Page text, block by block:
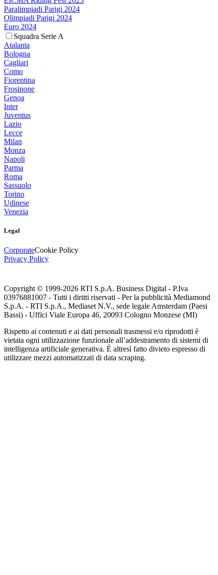
Paralimpiadi Parigi 2024
Olimpiadi Parigi 2024
Euro 2024
Squadra Serie A
Atalanta
Bologna
Cagliari
Como
Fiorentina
Frosinone
Genoa
Inter
Juventus
Lazio
Lecce
Milan
Monza
Napoli
Parma
Roma
Sassuolo
Torino
Udinese
Venezia
Legal
CorporateCookie Policy
Privacy Policy
Copyright © 1999-2026 RTI S.p.A. Business Digital - P.Iva
03976881007 - Tutti i diritti riservati - Per la pubblicità Mediamond
S.p.A. - RTI S.p.A., Mediaset N.V., sede legale Amsterdam (Paesi
Bassi) - Uffici Viale Europa 46, 20093 Cologno Monzese (MI)
Rispetto ai contenuti e ai dati personali trasmessi e/o riprodotti è
vietata ogni utilizzazione funzionale all’addestramento di sistemi di
intelligenza artificiale generativa. È altresì fatto divieto espresso di
utilizzare mezzi automatizzati di data scraping.